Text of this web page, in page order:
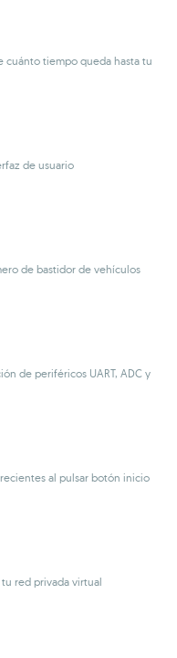
cuánto tiempo queda hasta tu
de usuario
de bastidor de vehículos
de periféricos UART, ADC y
al pulsar botón inicio
red privada virtual